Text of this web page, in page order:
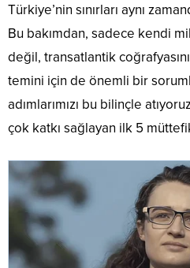
Türkiye’nin sınırları aynı
Bu bakımdan, sadece kendi
değil, transatlantik
temini için de önemli bir
adımlarımızı bu bilinçle
çok katkı sağlayan ilk 5